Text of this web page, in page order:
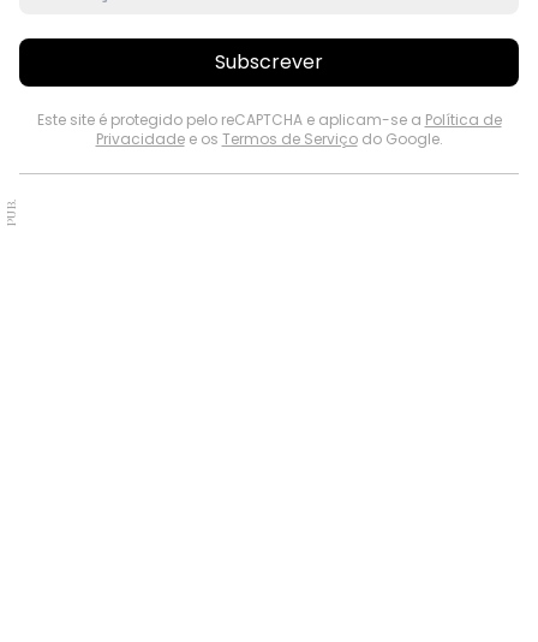
Subscrever
Este site é protegido pelo reCAPTCHA e aplicam-se a Política de
Privacidadee os Termos de Serviçodo Google.
PUB.